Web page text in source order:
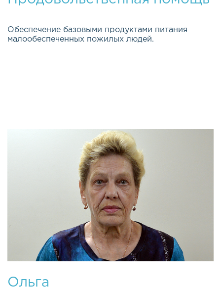
Обеспечение базовыми продуктами питания
малообеспеченных пожилых людей.
Ольга